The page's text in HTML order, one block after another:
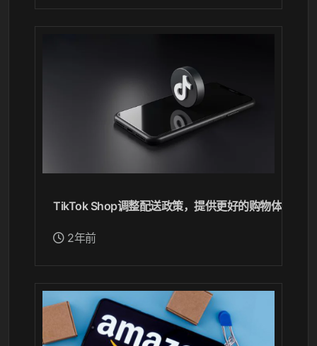
TikTok Shop调整配送政策，提供更好的购物体验
2年前